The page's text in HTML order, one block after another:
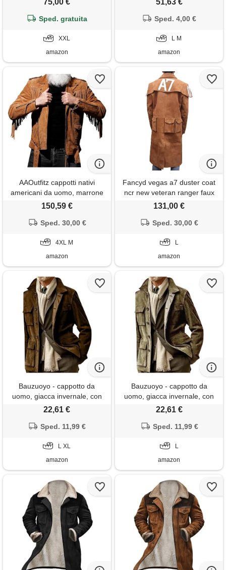
75,00 €
Sped. gratuita
XXL
amazon
cappotti parka interna/interna
cammello m
51,63 €
Sped. 4,00 €
L M
amazon
AAOutfitz cappotti nativi
americani da uomo, marrone
- pelle scamosciata, m
150,59 €
Sped. 30,00 €
4XL M
amazon
Fancyd vegas a7 duster coat
ncr new veteran ranger faux
suede trench coat - a7 new
marrone - finta pelle
131,00 €
Sped. 30,00 €
L
amazon
Bauzuoyo - cappotto da
uomo, giacca invernale, con
chiusura a bottoni e tasche
giacca calda, in pelle
tempo libero, caffè, l
22,61 €
Sped. 11,99 €
L XL
amazon
Bauzuoyo - cappotto da
uomo, giacca invernale, con
chiusura a bottoni e tasche
giacca calda, in pelle
tempo libero, verde, l
22,61 €
Sped. 11,99 €
L
amazon